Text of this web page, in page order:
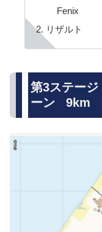
Fenix
リザルト
第3ステー
ーン 9km